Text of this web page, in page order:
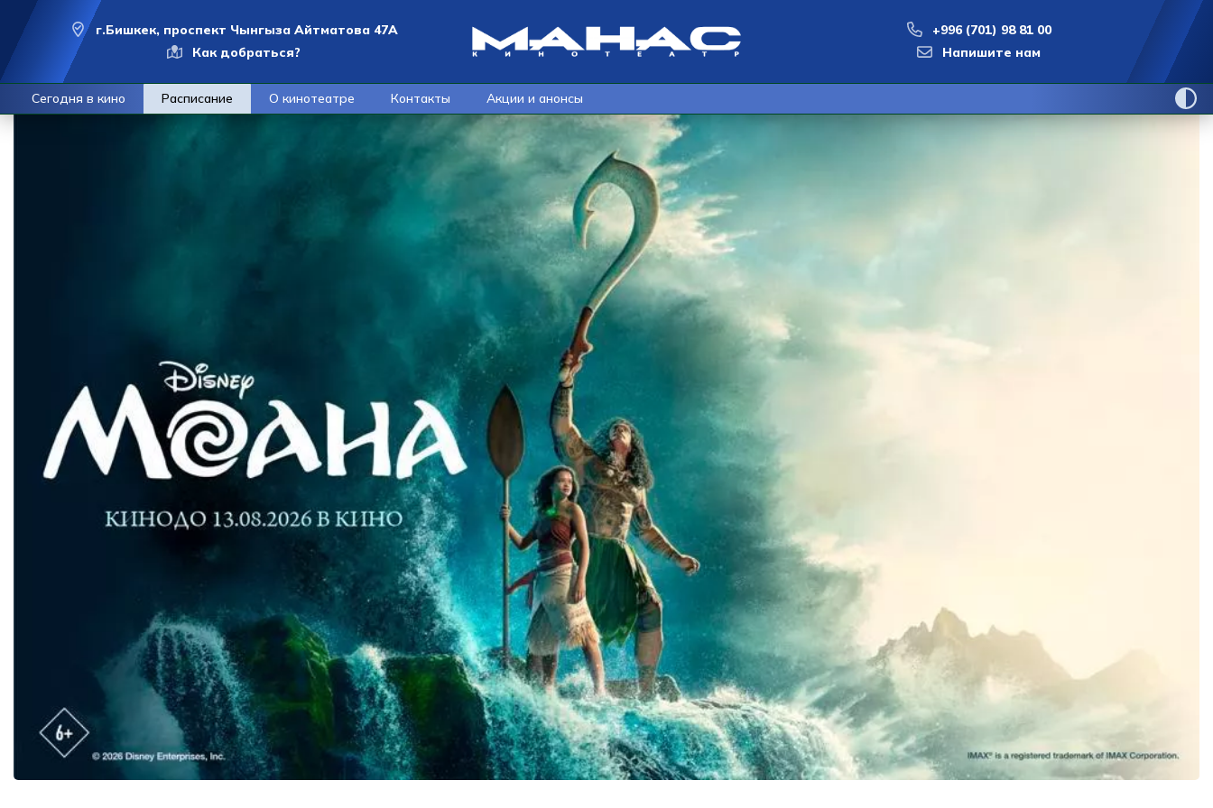
г.Бишкек, проспект Чынгыза Айтматова 47А
Как добраться?
+996 (701) 98 81 00
Напишите нам
Сегодня в кино Расписание О кинотеатре Контакты Акции и анонсы